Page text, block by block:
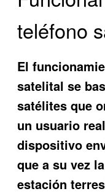
teléfono
El
satelital se
satélites que
un usuario
dispositivo
que a su vez
estación